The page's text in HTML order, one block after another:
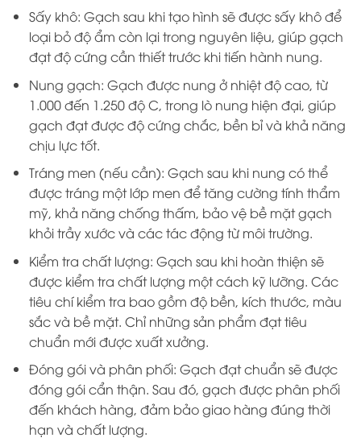
Sấy khô: Gạch sau khi tạo hình sẽ được sấy khô để
loại bỏ độ ẩm còn lại trong nguyên liệu, giúp gạch
đạt độ cứng cần thiết trước khi tiến hành nung.
Nung gạch: Gạch được nung ở nhiệt độ cao, từ
1.000 đến 1.250 độ C, trong lò nung hiện đại, giúp
gạch đạt được độ cứng chắc, bền bỉ và khả năng
chịu lực tốt.
Tráng men (nếu cần): Gạch sau khi nung có thể
được tráng một lớp men để tăng cường tính thẩm
mỹ, khả năng chống thấm, bảo vệ bề mặt gạch
khỏi trầy xước và các tác động từ môi trường.
Kiểm tra chất lượng: Gạch sau khi hoàn thiện sẽ
được kiểm tra chất lượng một cách kỹ lưỡng. Các
tiêu chí kiểm tra bao gồm độ bền, kích thước, màu
sắc và bề mặt. Chỉ những sản phẩm đạt tiêu
chuẩn mới được xuất xưởng.
Đóng gói và phân phối: Gạch đạt chuẩn sẽ được
đóng gói cẩn thận. Sau đó, gạch được phân phối
đến khách hàng, đảm bảo giao hàng đúng thời
hạn và chất lượng.